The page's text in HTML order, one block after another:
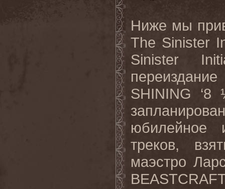
Ниже мы
The Sinister
Sinister
SHINING
‘8
юбилейное
треков,
маэстро